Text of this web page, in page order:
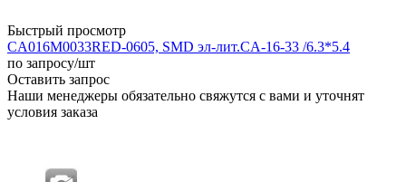
Быстрый просмотр
CA016M0033RED-0605, SMD эл-лит.CA-16-33 /6.3*5.4
по запросу/шт
Оставить запрос
Наши менеджеры обязательно свяжутся с вами и уточнят
условия заказа